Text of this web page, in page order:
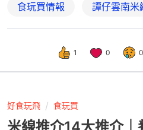
食玩買情報 譚仔雲南米
1 0 0
好食玩飛 食玩買